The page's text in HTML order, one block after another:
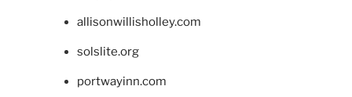
allisonwillisholley.com
solslite.org
portwayinn.com